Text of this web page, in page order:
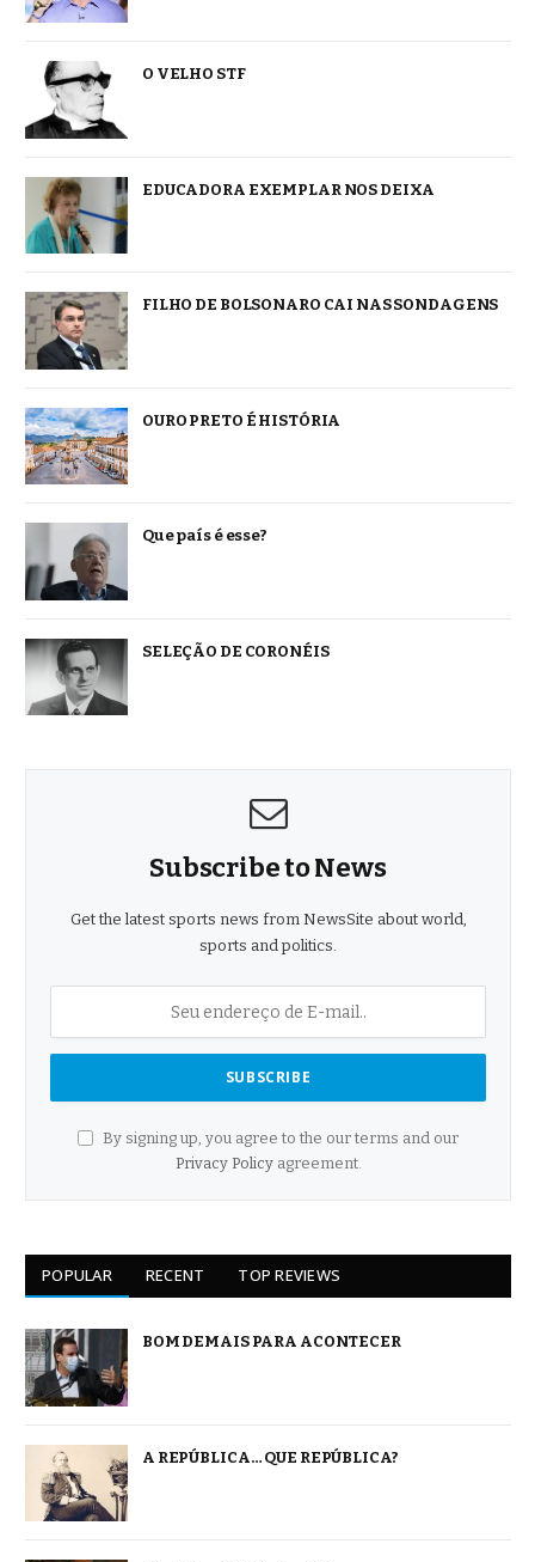
O VELHO STF
EDUCADORA EXEMPLAR NOS DEIXA
FILHO DE BOLSONARO CAI NAS SONDAGENS
OURO PRETO É HISTÓRIA
Que país é esse?
SELEÇÃO DE CORONÉIS
Subscribe to News
Get the latest sports news from NewsSite about world,
sports and politics.
By signing up, you agree to the our terms and our
Privacy Policyagreement.
POPULAR RECENT TOP REVIEWS
BOM DEMAIS PARA ACONTECER
A REPÚBLICA… QUE REPÚBLICA?